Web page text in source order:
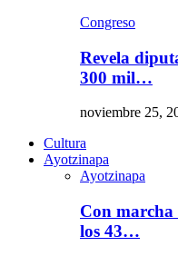
Congreso
Revela
300 mil…
noviembre 25,
Cultura
Ayotzinapa
Ayotzinapa
Con marcha
los 43…